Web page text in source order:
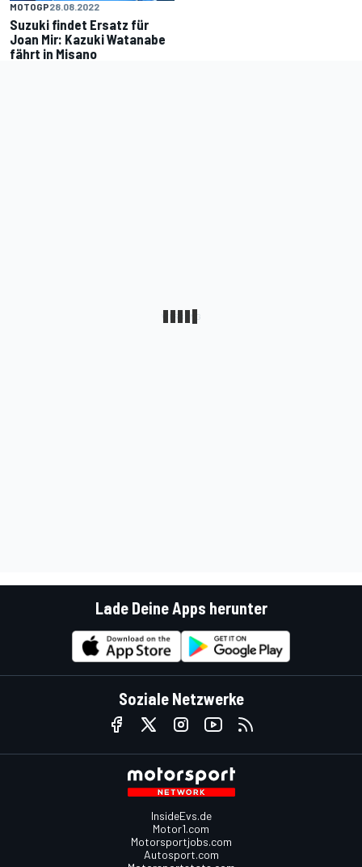
MOTOGP28.08.2022
Suzuki findet Ersatz für
Joan Mir: Kazuki Watanabe
fährt in Misano
Lade Deine Apps herunter
Soziale Netzwerke
InsideEvs.de
Motor1.com
Motorsportjobs.com
Autosport.com